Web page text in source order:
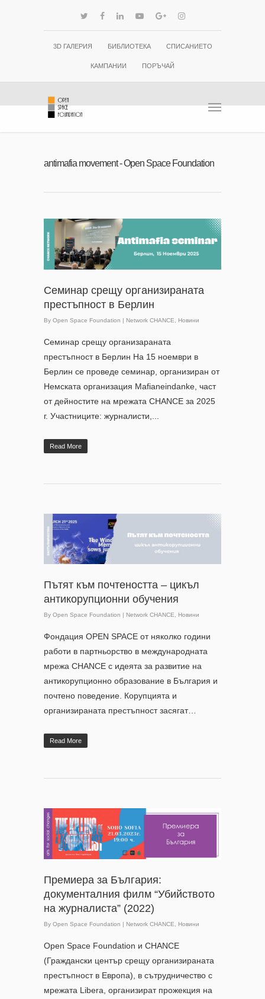
3D ГАЛЕРИЯ БИБЛИОТЕКА СПИСАНИЕТО
КАМПАНИИ ПОРЪЧАЙ
antimafia movement - Open Space Foundation
Семинар срещу организираната
престъпност в Берлин
By Open Space Foundation | Network CHANCE Новини
Семинар срещу организараната
престъпност в Берлин На 15 ноември в
Берлин се проведе семинар, организиран от
Немската организация Mafianeindanke, част
от дейностите на мрежата CHANCE за 2025
г. Участниците: журналисти,...
Read More
Пътят към почтеността – цикъл
антикорупционни обучения
By Open Space Foundation | Network CHANCE Новини
Фондация OPEN SPACE от няколко години
работи в партньорство в международната
мрежа CHANCE с идеята за развитие на
антикорупционно образование в България и
почтено поведение. Корупцията и
организираната престъпност засягат…
Read More
Премиера за България:
документалния филм “Убийството
на журналиста” (2022)
By Open Space Foundation | Network CHANCE Новини
Open Space Foundation и CHANCE
(Граждански център срещу организираната
престъпност в Европа), в сътрудничество с
мрежата Libera, организират прожекция на